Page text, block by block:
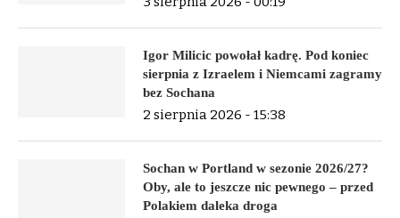
Igor Milicic powołał kadrę. Pod koniec
sierpnia z Izraelem i Niemcami zagramy
bez Sochana
2 sierpnia 2026 - 15:38
Sochan w Portland w sezonie 2026/27?
Oby, ale to jeszcze nic pewnego – przed
Polakiem daleka droga